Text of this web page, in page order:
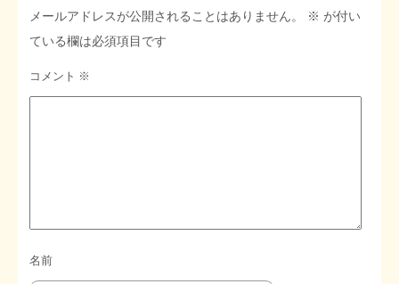
メールアドレスが公開されることはありません。 ※ が付い
ている欄は必須項目です
コメント ※
名前